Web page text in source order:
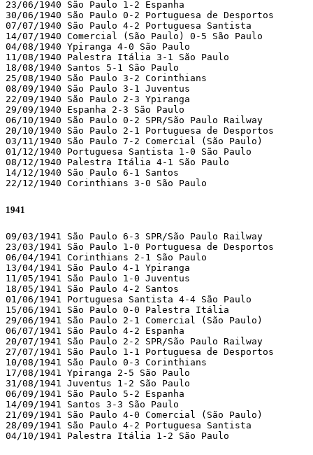
23/06/1940 São Paulo 1-2 Espanha
30/06/1940 São Paulo 0-2 Portuguesa de Desportos
07/07/1940 São Paulo 4-2 Portuguesa Santista
14/07/1940 Comercial (São Paulo) 0-5 São Paulo
04/08/1940 Ypiranga 4-0 São Paulo
11/08/1940 Palestra Itália 3-1 São Paulo
18/08/1940 Santos 5-1 São Paulo
25/08/1940 São Paulo 3-2 Corinthians
08/09/1940 São Paulo 3-1 Juventus
22/09/1940 São Paulo 2-3 Ypiranga
29/09/1940 Espanha 2-3 São Paulo
06/10/1940 São Paulo 0-2 SPR/São Paulo Railway
20/10/1940 São Paulo 2-1 Portuguesa de Desportos
03/11/1940 São Paulo 7-2 Comercial (São Paulo)
01/12/1940 Portuguesa Santista 1-0 São Paulo
08/12/1940 Palestra Itália 4-1 São Paulo
14/12/1940 São Paulo 6-1 Santos
22/12/1940 Corinthians 3-0 São Paulo
1941
09/03/1941 São Paulo 6-3 SPR/São Paulo Railway
23/03/1941 São Paulo 1-0 Portuguesa de Desportos
06/04/1941 Corinthians 2-1 São Paulo
13/04/1941 São Paulo 4-1 Ypiranga
11/05/1941 São Paulo 1-0 Juventus
18/05/1941 São Paulo 4-2 Santos
01/06/1941 Portuguesa Santista 4-4 São Paulo
15/06/1941 São Paulo 0-0 Palestra Itália
29/06/1941 São Paulo 2-1 Comercial (São Paulo)
06/07/1941 São Paulo 4-2 Espanha
20/07/1941 São Paulo 2-2 SPR/São Paulo Railway
27/07/1941 São Paulo 1-1 Portuguesa de Desportos
10/08/1941 São Paulo 0-3 Corinthians
17/08/1941 Ypiranga 2-5 São Paulo
31/08/1941 Juventus 1-2 São Paulo
06/09/1941 São Paulo 5-2 Espanha
14/09/1941 Santos 3-3 São Paulo
21/09/1941 São Paulo 4-0 Comercial (São Paulo)
28/09/1941 São Paulo 4-2 Portuguesa Santista
04/10/1941 Palestra Itália 1-2 São Paulo